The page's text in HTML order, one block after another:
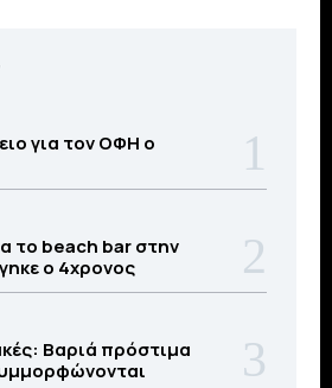
για τον ΟΦΗ ο
το beach bar στην
ο 4χρονος
Βαριά πρόστιμα